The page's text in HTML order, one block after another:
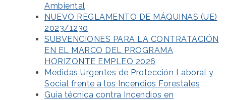
Ambiental
NUEVO REGLAMENTO DE MÁQUINAS (UE)
2023/1230
SUBVENCIONES PARA LA CONTRATACIÓN
EN EL MARCO DEL PROGRAMA
HORIZONTE EMPLEO 2026
Medidas Urgentes de Protección Laboral y
Social frente a los Incendios Forestales
Guía técnica contra Incendios en